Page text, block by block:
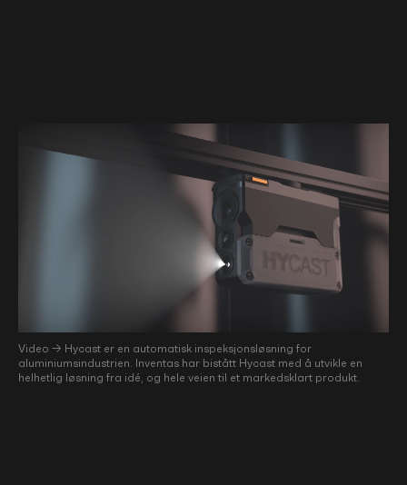
Video → Hycast er en automatisk inspeksjonsløsning for
aluminiumsindustrien. Inventas har bistått Hycast med å utvikle en
helhetlig løsning fra idé, og hele veien til et markedsklart produkt.